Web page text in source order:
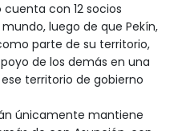
con 12 socios
luego de que Pekín,
parte de su territorio,
de los demás en una
territorio de gobierno
únicamente mantiene